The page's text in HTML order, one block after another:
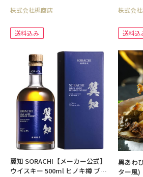
株式会社梶商店
送料込み
株式会
送料込
翼知 SORACHI【メーカー公式】
ウイスキー 500ml ヒノキ樽 ブレ
黒あわ
ター風)